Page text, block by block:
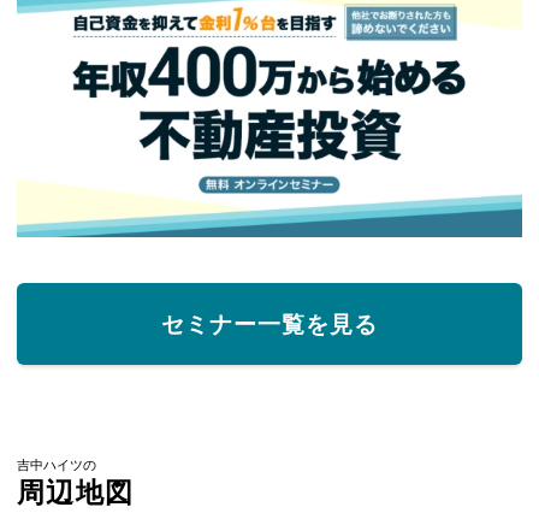
セミナー一覧を見る
吉中ハイツの
周辺地図